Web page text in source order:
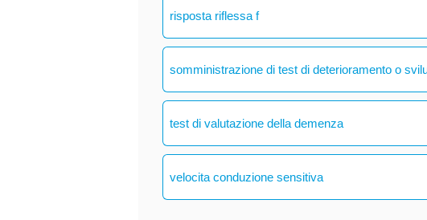
risposta riflessa f
somministrazione di test di deterioramento o
test di valutazione della demenza
velocita conduzione sensitiva